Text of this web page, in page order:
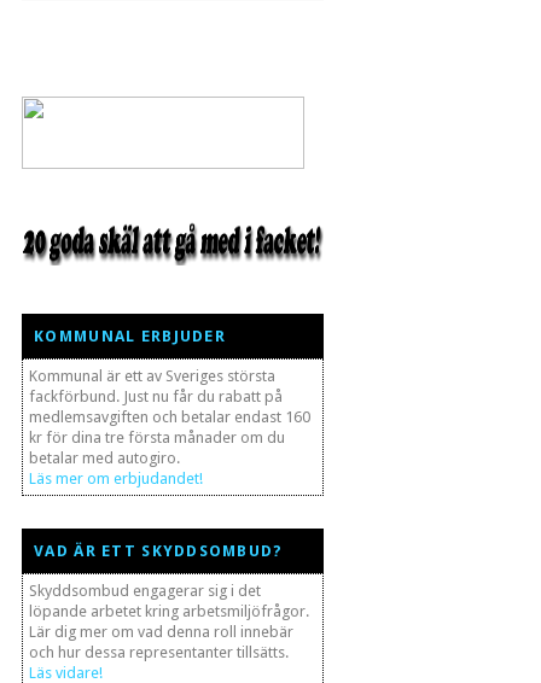
KOMMUNAL ERBJUDER
Kommunal är ett av Sveriges största
fackförbund. Just nu får du rabatt på
medlemsavgiften och betalar endast 160
kr för dina tre första månader om du
betalar med autogiro.
Läs mer om erbjudandet!
VAD ÄR ETT SKYDDSOMBUD?
Skyddsombud engagerar sig i det
löpande arbetet kring arbetsmiljöfrågor.
Lär dig mer om vad denna roll innebär
och hur dessa representanter tillsätts.
Läs vidare!